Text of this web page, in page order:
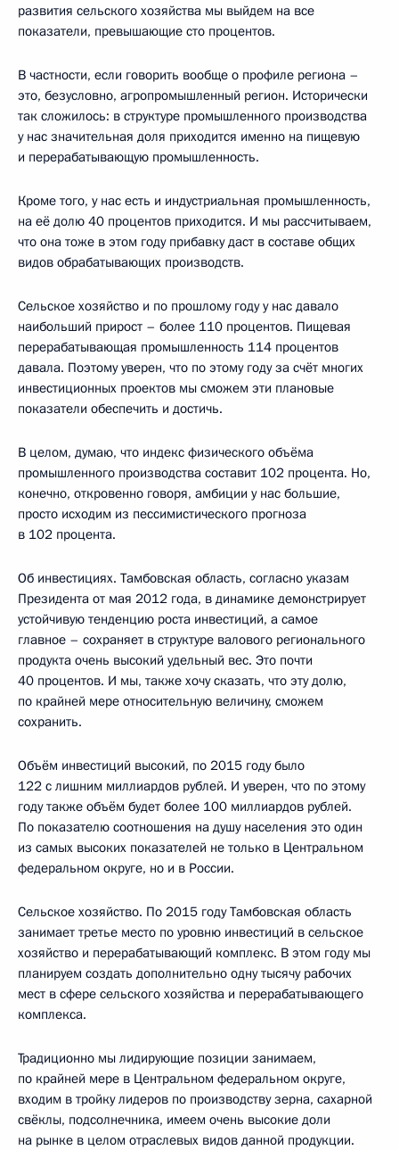
развития сельского хозяйства мы выйдем на все
показатели, превышающие сто процентов.
В частности, если говорить вообще о профиле региона –
это, безусловно, агропромышленный регион. Исторически
так сложилось: в структуре промышленного производства
у нас значительная доля приходится именно на пищевую
и перерабатывающую промышленность.
Кроме того, у нас есть и индустриальная промышленность,
на её долю 40 процентов приходится. И мы рассчитываем,
что она тоже в этом году прибавку даст в составе общих
видов обрабатывающих производств.
Сельское хозяйство и по прошлому году у нас давало
наибольший прирост – более 110 процентов. Пищевая
перерабатывающая промышленность 114 процентов
давала. Поэтому уверен, что по этому году за счёт многих
инвестиционных проектов мы сможем эти плановые
показатели обеспечить и достичь.
В целом, думаю, что индекс физического объёма
промышленного производства составит 102 процента. Но,
конечно, откровенно говоря, амбиции у нас большие,
просто исходим из пессимистического прогноза
в 102 процента.
Об инвестициях. Тамбовская область, согласно указам
Президента от мая 2012 года, в динамике демонстрирует
устойчивую тенденцию роста инвестиций, а самое
главное – сохраняет в структуре валового регионального
продукта очень высокий удельный вес. Это почти
40 процентов. И мы, также хочу сказать, что эту долю,
по крайней мере относительную величину, сможем
сохранить.
Объём инвестиций высокий, по 2015 году было
122 с лишним миллиардов рублей. И уверен, что по этому
году также объём будет более 100 миллиардов рублей.
По показателю соотношения на душу населения это один
из самых высоких показателей не только в Центральном
федеральном округе, но и в России.
Сельское хозяйство. По 2015 году Тамбовская область
занимает третье место по уровню инвестиций в сельское
хозяйство и перерабатывающий комплекс. В этом году мы
планируем создать дополнительно одну тысячу рабочих
мест в сфере сельского хозяйства и перерабатывающего
комплекса.
Традиционно мы лидирующие позиции занимаем,
по крайней мере в Центральном федеральном округе,
входим в тройку лидеров по производству зерна, сахарной
свёклы, подсолнечника, имеем очень высокие доли
на рынке в целом отраслевых видов данной продукции.